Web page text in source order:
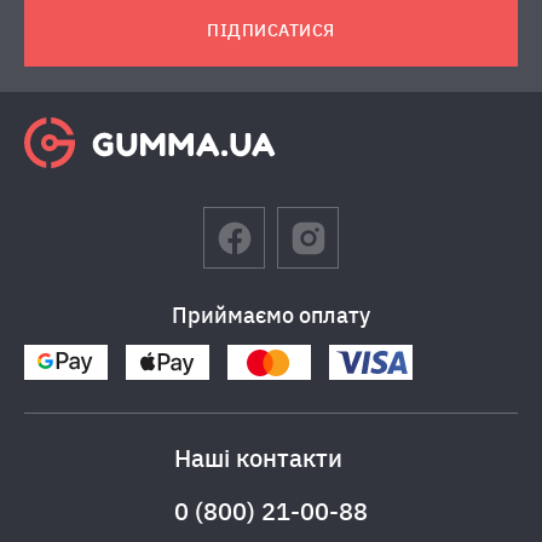
ПІДПИСАТИСЯ
Приймаємо оплату
Наші контакти
0 (800) 21-00-88